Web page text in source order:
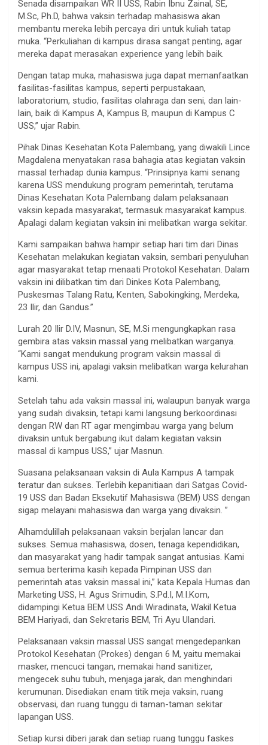
Senada disampaikan WR II USS, Rabin Ibnu Zainal, SE,
M.Sc, Ph.D, bahwa vaksin terhadap mahasiswa akan
membantu mereka lebih percaya diri untuk kuliah tatap
muka. “Perkuliahan di kampus dirasa sangat penting, agar
mereka dapat merasakan experience yang lebih baik.
Dengan tatap muka, mahasiswa juga dapat memanfaatkan
fasilitas-fasilitas kampus, seperti perpustakaan,
laboratorium, studio, fasilitas olahraga dan seni, dan lain-
lain, baik di Kampus A, Kampus B, maupun di Kampus C
USS,” ujar Rabin.
Pihak Dinas Kesehatan Kota Palembang, yang diwakili Lince
Magdalena menyatakan rasa bahagia atas kegiatan vaksin
massal terhadap dunia kampus. “Prinsipnya kami senang
karena USS mendukung program pemerintah, terutama
Dinas Kesehatan Kota Palembang dalam pelaksanaan
vaksin kepada masyarakat, termasuk masyarakat kampus.
Apalagi dalam kegiatan vaksin ini melibatkan warga sekitar.
Kami sampaikan bahwa hampir setiap hari tim dari Dinas
Kesehatan melakukan kegiatan vaksin, sembari penyuluhan
agar masyarakat tetap menaati Protokol Kesehatan. Dalam
vaksin ini dilibatkan tim dari Dinkes Kota Palembang,
Puskesmas Talang Ratu, Kenten, Sabokingking, Merdeka,
23 Ilir, dan Gandus.”
Lurah 20 Ilir D.IV, Masnun, SE, M.Si mengungkapkan rasa
gembira atas vaksin massal yang melibatkan warganya.
“Kami sangat mendukung program vaksin massal di
kampus USS ini, apalagi vaksin melibatkan warga kelurahan
kami.
Setelah tahu ada vaksin massal ini, walaupun banyak warga
yang sudah divaksin, tetapi kami langsung berkoordinasi
dengan RW dan RT agar mengimbau warga yang belum
divaksin untuk bergabung ikut dalam kegiatan vaksin
massal di kampus USS,” ujar Masnun.
Suasana pelaksanaan vaksin di Aula Kampus A tampak
teratur dan sukses. Terlebih kepanitiaan dari Satgas Covid-
19 USS dan Badan Eksekutif Mahasiswa (BEM) USS dengan
sigap melayani mahasiswa dan warga yang divaksin. ”
Alhamdulillah pelaksanaan vaksin berjalan lancar dan
sukses. Semua mahasiswa, dosen, tenaga kependidikan,
dan masyarakat yang hadir tampak sangat antusias. Kami
semua berterima kasih kepada Pimpinan USS dan
pemerintah atas vaksin massal ini,” kata Kepala Humas dan
Marketing USS, H. Agus Srimudin, S.Pd.I, M.I.Kom,
didampingi Ketua BEM USS Andi Wiradinata, Wakil Ketua
BEM Hariyadi, dan Sekretaris BEM, Tri Ayu Ulandari.
Pelaksanaan vaksin massal USS sangat mengedepankan
Protokol Kesehatan (Prokes) dengan 6 M, yaitu memakai
masker, mencuci tangan, memakai hand sanitizer,
mengecek suhu tubuh, menjaga jarak, dan menghindari
kerumunan. Disediakan enam titik meja vaksin, ruang
observasi, dan ruang tunggu di taman-taman sekitar
lapangan USS.
Setiap kursi diberi jarak dan setiap ruang tunggu faskes